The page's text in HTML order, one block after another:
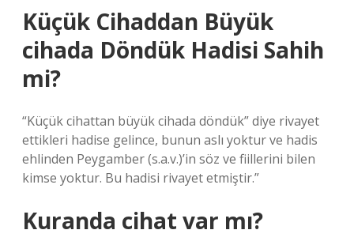
Küçük Cihaddan Büyük
cihada Döndük Hadisi Sahih
mi?
“Küçük cihattan büyük cihada döndük” diye rivayet
ettikleri hadise gelince, bunun aslı yoktur ve hadis
ehlinden Peygamber (s.a.v.)’in söz ve fiillerini bilen
kimse yoktur. Bu hadisi rivayet etmiştir.”
Kuranda cihat var mı?